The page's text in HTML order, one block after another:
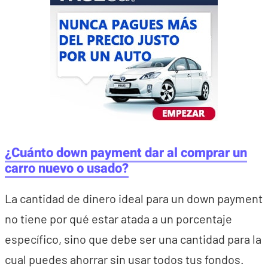
¿Cuánto down payment dar al comprar un
carro nuevo o usado?
La cantidad de dinero ideal para un down payment
no tiene por qué estar atada a un porcentaje
específico, sino que debe ser una cantidad para la
cual puedes ahorrar sin usar todos tus fondos.